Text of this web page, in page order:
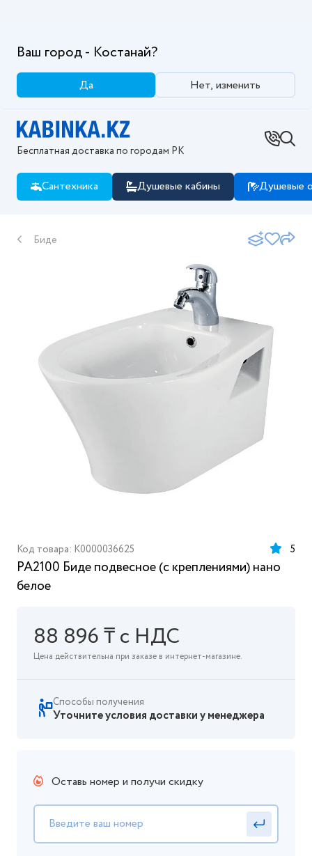
Ваш город - Костанай?
Да Нет, изменить
Бесплатная доставка по городам РК
Сантехника Душевые кабины Душевые
Биде
Код товара: K0000036625 5
PA2100 Биде подвесное (с креплениями) нано
белое
88 896 ₸ с НДС
Цена действительна при заказе в интернет-магазине.
Способы получения
Уточните условия доставки у менеджера
Оставь номер и получи скидку